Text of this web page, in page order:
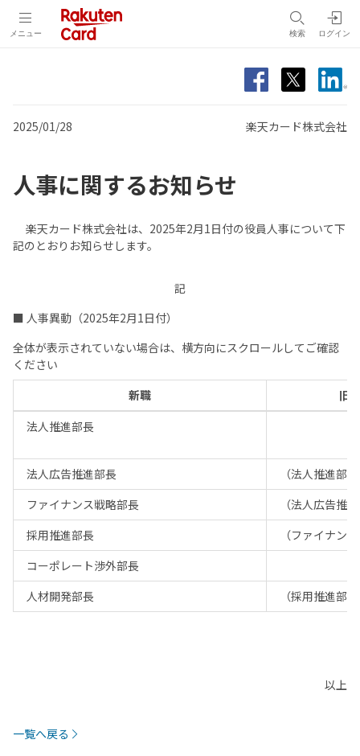
メニュー 検索 ログイン
2025/01/28 楽天カード株式会社
人事に関するお知らせ
楽天カード株式会社は、2025年2月1日付の役員人事について下
記のとおりお知らせします。
記
■ 人事異動（2025年2月1日付）
全体が表示されていない場合は、横方向にスクロールしてご確認
ください
新職
旧
法人推進部長
法人広告推進部長
（法人推進部
ファイナンス戦略部長
（法人広告推
採用推進部長
（ファイナン
コーポレート渉外部長
人材開発部長
（採用推進部
以上
一覧へ戻る